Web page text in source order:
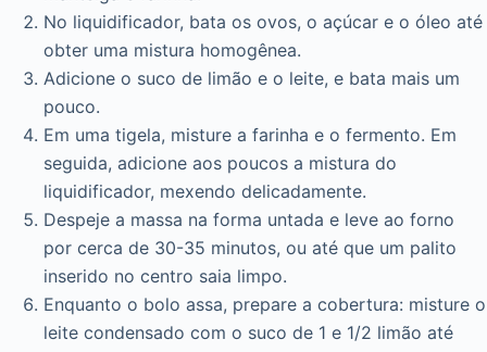
No liquidificador, bata os ovos, o açúcar e o óleo até
obter uma mistura homogênea.
Adicione o suco de limão e o leite, e bata mais um
pouco.
Em uma tigela, misture a farinha e o fermento. Em
seguida, adicione aos poucos a mistura do
liquidificador, mexendo delicadamente.
Despeje a massa na forma untada e leve ao forno
por cerca de 30-35 minutos, ou até que um palito
inserido no centro saia limpo.
Enquanto o bolo assa, prepare a cobertura: misture o
leite condensado com o suco de 1 e 1/2 limão até